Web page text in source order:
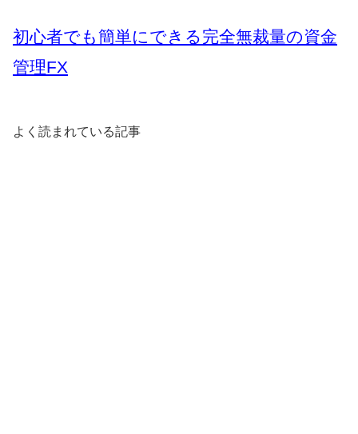
初心者でも簡単にできる完全無裁量の資金
管理FX
よく読まれている記事